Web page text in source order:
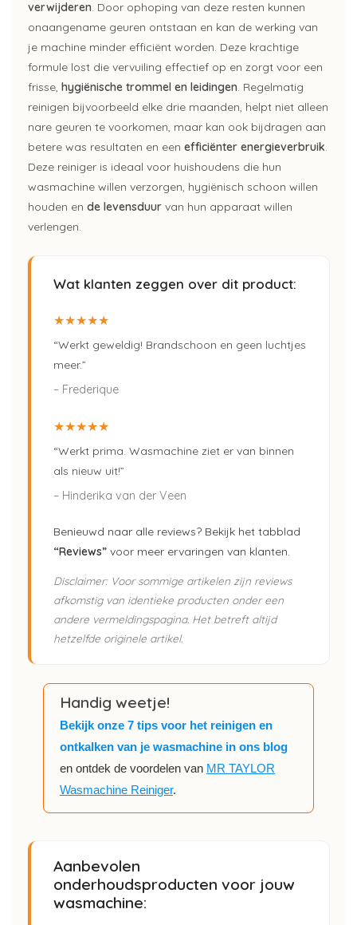
verwijderen. Door ophoping van deze resten kunnen
onaangename geuren ontstaan en kan de werking van
je machine minder efficiënt worden. Deze krachtige
formule lost die vervuiling effectief op en zorgt voor een
frisse, hygiënische trommel en leidingen. Regelmatig
reinigen bijvoorbeeld elke drie maanden, helpt niet alleen
nare geuren te voorkomen, maar kan ook bijdragen aan
betere was resultaten en een efficiënter energieverbruik.
Deze reiniger is ideaal voor huishoudens die hun
wasmachine willen verzorgen, hygiënisch schoon willen
houden en de levensduur van hun apparaat willen
verlengen.
Wat klanten zeggen over dit product:
★★★★★
“Werkt geweldig! Brandschoon en geen luchtjes
meer.”
– Frederique
★★★★★
“Werkt prima. Wasmachine ziet er van binnen
als nieuw uit!”
– Hinderika van der Veen
Benieuwd naar alle reviews? Bekijk het tabblad
“Reviews” voor meer ervaringen van klanten.
Disclaimer: Voor sommige artikelen zijn reviews
afkomstig van identieke producten onder een
andere vermeldingspagina. Het betreft altijd
hetzelfde originele artikel.
Handig weetje!
Bekijk onze 7 tips voor het reinigen en
ontkalken van je wasmachine in ons blog
en ontdek de voordelen van MR TAYLOR
Wasmachine Reiniger.
Aanbevolen
onderhoudsproducten voor jouw
wasmachine: